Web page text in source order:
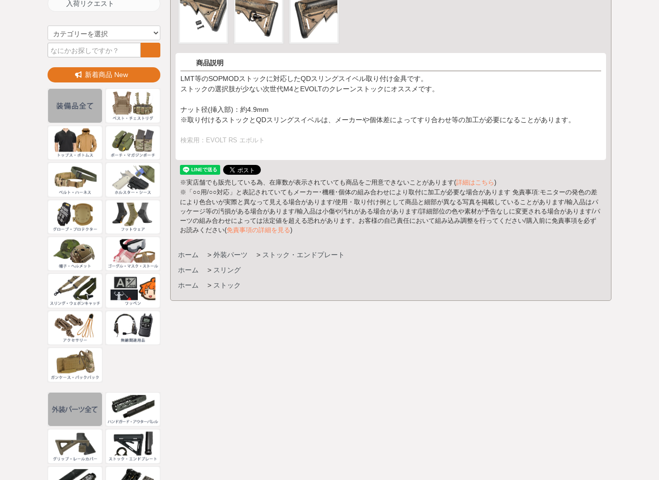
商品説明
LMT等のSOPMODストックに対応したQDスリングスイベル取り付け金具です。
ストックの選択肢が少ない次世代M4とEVOLTのクレーンストックにオススメです。
ナット径(挿入部)：約4.9mm
※取り付けるストックとQDスリングスイベルは、メーカーや個体差によってすり合わせ等の加工が必要になることがあります。
検索用：EVOLT RS エボルト
※実店舗でも販売している為、在庫数が表示されていても商品をご用意できないことがあります(詳細はこちら)
※「○○用/○○対応」と表記されていてもメーカー･機種･個体の組み合わせにより取付に加工が必要な場合があります 免責事項:モニターの発色の差
により色合いが実際と異なって見える場合があります/使用・取り付け例として商品と細部が異なる写真を掲載していることがあります/輸入品はパ
ッケージ等の汚損がある場合があります/輸入品は小傷や汚れがある場合があります/詳細部位の色や素材が予告なしに変更される場合があります/パ
ーツの組み合わせによっては法定値を超える恐れがあります。お客様の自己責任において組み込み調整を行ってください/購入前に免責事項を必ず
お読みください(免責事項の詳細を見る)
ホーム > 外装パーツ > ストック・エンドプレート
ホーム
> スリング
ホーム
> ストック
入荷リクエスト
新着商品 New